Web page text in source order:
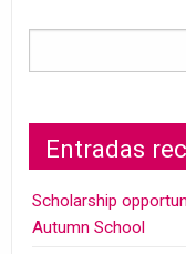
Entradas
Scholarship
Autumn School